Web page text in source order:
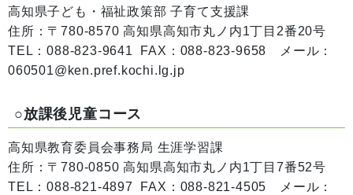
高知県子ども・福祉政策部 子育て支援課
住所：〒780-8570 高知県高知市丸ノ内1丁目2番20号
TEL：088-823-9641 FAX：088-823-9658 メール：
060501@ken.pref.kochi.lg.jp
○放課後児童コース
高知県教育委員会事務局 生涯学習課
住所：〒780-0850 高知県高知市丸ノ内1丁目7番52号
TEL：088-821-4897 FAX：088-821-4505 メール：